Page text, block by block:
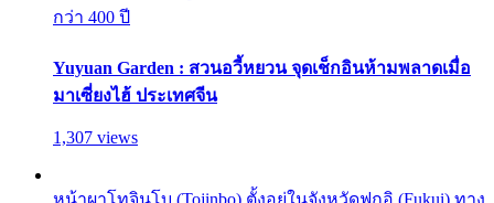
กว่า 400 ปี
Yuyuan Garden : สวนอวี้หยวน จุดเช็กอินห้ามพลาดเมื่อ
มาเซี่ยงไฮ้ ประเทศจีน
1,307 views